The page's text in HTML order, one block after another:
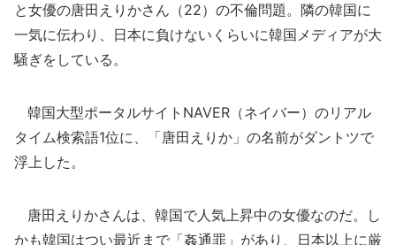
と女優の唐田えりかさん（22）の不倫問題。隣の韓国に
一気に伝わり、日本に負けないくらいに韓国メディアが大
騒ぎをしている。
韓国大型ポータルサイトNAVER（ネイバー）のリアル
タイム検索語1位に、「唐田えりか」の名前がダントツで
浮上した。
唐田えりかさんは、韓国で人気上昇中の女優なのだ。し
かも韓国はつい最近まで「姦通罪」があり、日本以上に厳